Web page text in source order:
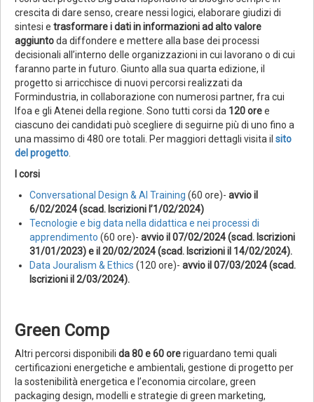
crescita di dare senso, creare nessi logici, elaborare giudizi di
sintesi e trasformare i dati in informazioni ad alto valore
aggiuntoda diffondere e mettere alla base dei processi
decisionali all’interno delle organizzazioni in cui lavorano o di cui
faranno parte in futuro. Giunto alla sua quarta edizione, il
progetto si arricchisce di nuovi percorsi realizzati da
Formindustria, in collaborazione con numerosi partner, fra cui
Ifoa e gli Atenei della regione. Sono tutti corsi da 120 oree
ciascuno dei candidati può scegliere di seguirne più di uno fino a
una massimo di 480 ore totali. Per maggiori dettagli visita il sito
del progetto
I corsi
Conversational Design & AI Training (60 ore)- avvio il
6/02/2024(scad. Iscrizioni l’1/02/2024)
Tecnologie e big data nella didattica e nei processi di
apprendimento (60 ore)- avvio il 07/02/2024 (scad. Iscrizioni
31/01/2023) e il 20/02/2024 (scad. Iscrizioni il 14/02/2024).
Data Jouralism & Ethics (120 ore)- avvioil 07/03/2024 (scad.
Iscrizioni il 2/03/2024).
Green Comp
Altri percorsi disponibili da 80 e 60 oreriguardano temi quali
certificazioni energetiche e ambientali, gestione di progetto per
la sostenibilità energetica e l’economia circolare, green
packaging design, modelli e strategie di green marketing,